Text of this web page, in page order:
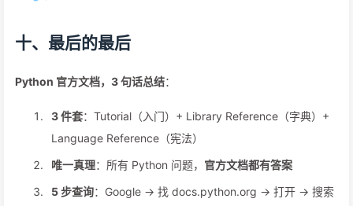
十、最后的最后
Python 官方文档，3 句话总结：
3 件套：Tutorial（入门）+ Library Reference（字典）+
Language Reference（宪法）
唯一真理：所有 Python 问题， 官方文档都有答案
5 步查询：Google → 找 docs.python.org → 打开 → 搜索